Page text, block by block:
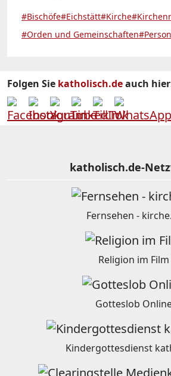
#Bischöfe#Eichstätt#Kirche
#Orden und Gemeinschaften
Folgen Sie katholisch.deauch
katholisch.de-
Fernsehen -
Religion im Film
Gotteslob
Kindergottesdienst